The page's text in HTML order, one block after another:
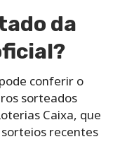
da
conferir o
sorteados
Caixa, que
recentes